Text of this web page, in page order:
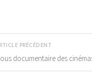
PRÉCÉDENT
documentaire des